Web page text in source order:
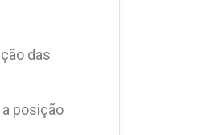
das
posição